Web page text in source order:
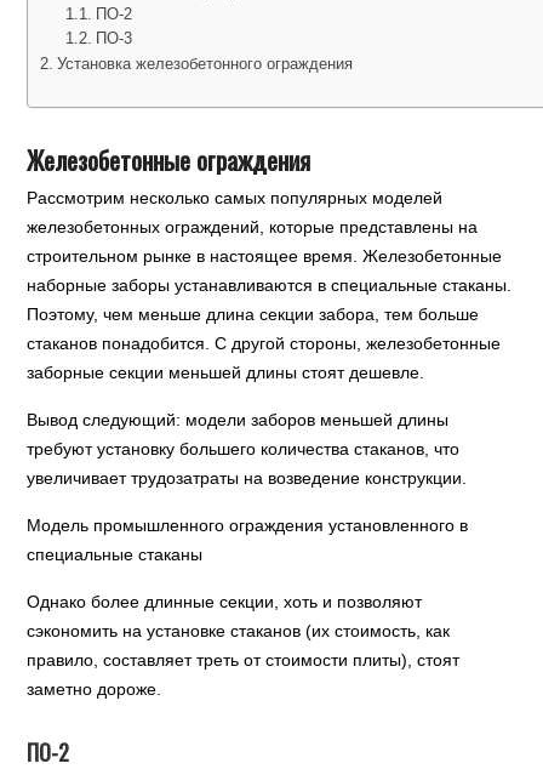
ПО-2
ПО-3
Установка железобетонного ограждения
Железобетонные ограждения
Рассмотрим несколько самых популярных моделей
железобетонных ограждений, которые представлены на
строительном рынке в настоящее время. Железобетонные
наборные заборы устанавливаются в специальные стаканы.
Поэтому, чем меньше длина секции забора, тем больше
стаканов понадобится. С другой стороны, железобетонные
заборные секции меньшей длины стоят дешевле.
Вывод следующий: модели заборов меньшей длины
требуют установку большего количества стаканов, что
увеличивает трудозатраты на возведение конструкции.
Модель промышленного ограждения установленного в
специальные стаканы
Однако более длинные секции, хоть и позволяют
сэкономить на установке стаканов (их стоимость, как
правило, составляет треть от стоимости плиты), стоят
заметно дороже.
ПО-2